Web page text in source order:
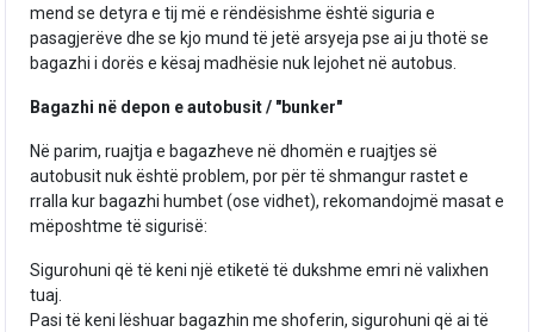
mend se detyra e tij më e rëndësishme është siguria e
pasagjerëve dhe se kjo mund të jetë arsyeja pse ai ju thotë se
bagazhi i dorës e kësaj madhësie nuk lejohet në autobus.
Bagazhi në depon e autobusit / "bunker"
Në parim, ruajtja e bagazheve në dhomën e ruajtjes së
autobusit nuk është problem, por për të shmangur rastet e
rralla kur bagazhi humbet (ose vidhet), rekomandojmë masat e
mëposhtme të sigurisë:
Sigurohuni që të keni një etiketë të dukshme emri në valixhen
tuaj.
Pasi të keni lëshuar bagazhin me shoferin, sigurohuni që ai të